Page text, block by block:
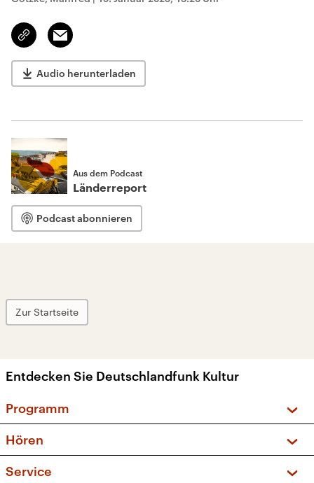
Link
kopieren/teilen
Email
Audio herunterladen
Aus dem Podcast
Länderreport
Podcast abonnieren
Zur Startseite
Entdecken Sie Deutschlandfunk Kultur
Programm
Sendungen und Podcasts
Musikliste
Hören
Service